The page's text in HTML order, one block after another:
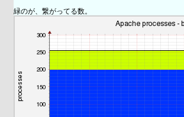
緑のが、繋がってる数。